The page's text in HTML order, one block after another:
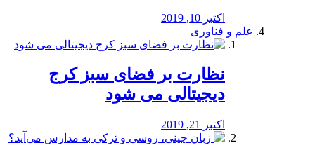
اکتبر 10, 2019
علم و فناوری
نظارت بر فضای سبز کرج
دیجیتالی می شود
اکتبر 21, 2019